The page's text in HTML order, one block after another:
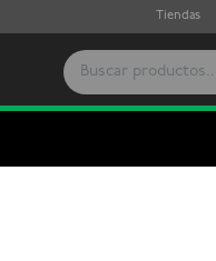
Tiendas